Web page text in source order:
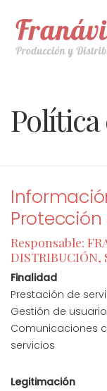
Responsable:
DISTRIBUCIÓN,
Finalidad
Prestación de
Gestión de
Comunicaciones
servicios
Legitimación